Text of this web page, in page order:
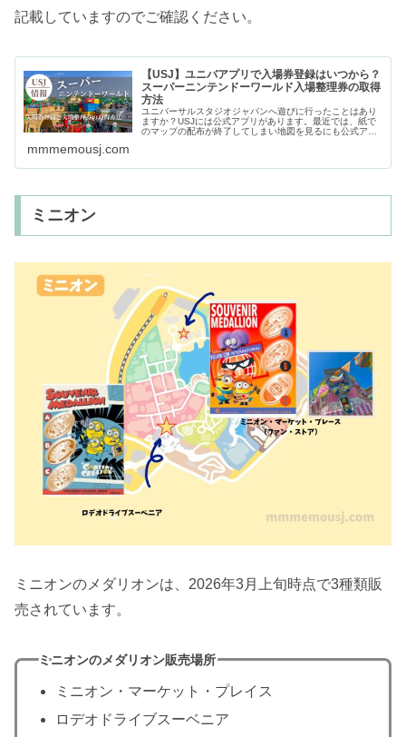
記載していますのでご確認ください。
【USJ】ユニバアプリで入場券登録はいつから？
スーパーニンテンドーワールド入場整理券の取得
方法
ユニバーサルスタジオジャパンへ遊びに行ったことはあり
ますか？USJには公式アプリがあります。最近では、紙で
のマップの配布が終了してしまい地図を見るにも公式アプ
mmmemousj.com
ミニオン
ミニオンのメダリオンは、2026年3月上旬時点で3種類販
売されています。
ミニオンのメダリオン販売場所
ミニオン・マーケット・プレイス
ロデオドライブスーベニア